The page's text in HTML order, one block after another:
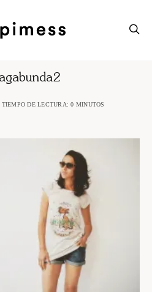
TIEMPO DE LECTURA: 0 MINUTOS